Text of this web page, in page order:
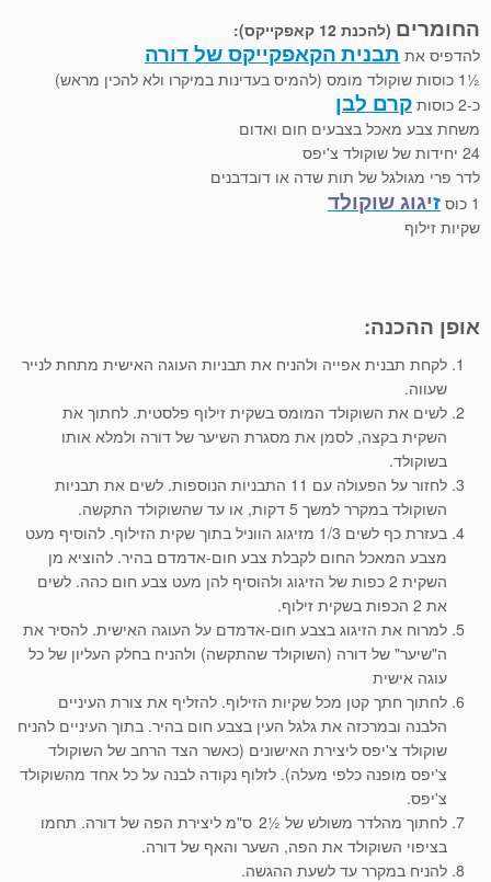
החומרים (להכנת 12 קאפקייקס):
להדפיס את תבניתהקאפקייקסשל דורה
½1 כוסות שוקולד מומס (להמיס בעדינות במיקרו ולא להכין מראש)
כ-2 כוסות
קרם לבן
משחת צבע מאכל בצבעים חום ואדום
24 יחידות של שוקולד צ'יפס
לדר פרי מגולגל של תות שדה או דובדבנים
1 כוס
זיגוג שוקולד
שקיות זילוף
אופן ההכנה:
לקחת תבנית אפייה ולהניח את תבניות העוגה האישית מתחת לנייר
שעווה.
לשים את השוקולד המומס בשקית זילוף פלסטית. לחתוך את
השקית בקצה, לסמן את מסגרת השיער של דורה ולמלא אותו
בשוקולד.
לחזור על הפעולה עם 11 התבניות הנוספות. לשים את תבניות
השוקולד במקרר למשך 5 דקות, או עד שהשוקולד התקשה.
בעזרת כף לשים 1/3 מזיגוג הווניל בתוך שקית הזילוף. להוסיף מעט
מצבע המאכל החום לקבלת צבע חום-אדמדם בהיר. להוציא מן
השקית 2 כפות של הזיגוג ולהוסיף להן מעט צבע חום כהה. לשים
את 2 הכפות בשקית זילוף.
למרוח את הזיגוג בצבע חום-אדמדם על העוגה האישית. להסיר את
ה"שיער" של דורה (השוקולד שהתקשה) ולהניח בחלק העליון של כל
עוגה אישית
לחתוך חתך קטן מכל שקיות הזילוף. להזליף את צורת העיניים
הלבנה ובמרכזה את גלגל העין בצבע חום בהיר. בתוך העיניים להניח
שוקולד צ'יפס ליצירת האישונים (כאשר הצד הרחב של השוקולד
צ'יפס מופנה כלפי מעלה). לזלוף נקודה לבנה על כל אחד מהשוקולד
צ'יפס.
לחתוך מהלדר משולש של ½2
ס"מ ליצירת הפה של דורה. תחמו
בציפוי השוקולד את הפה, השער והאף של דורה.
להניח במקרר עד לשעת ההגשה.